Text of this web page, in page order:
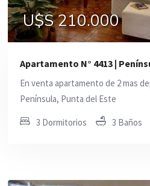
U$S 210.000
Apartamento N° 4413 |
En venta apartamento de 2 mas
Península, Punta del Este
3 Dormitorios 3 Baños